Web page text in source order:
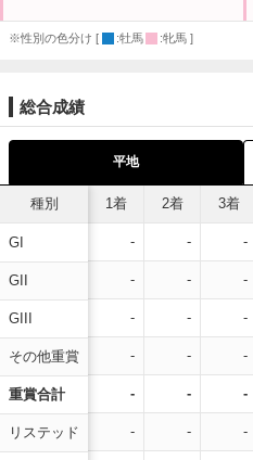
※性別の色分け [ :牡馬 :牝馬 ]
総合成績
平地
種別
GI
GII
GIII
その他重賞
重賞合計
リステッド
1着 2着 3着
- - -
- - -
- - -
- - -
- - -
- - -